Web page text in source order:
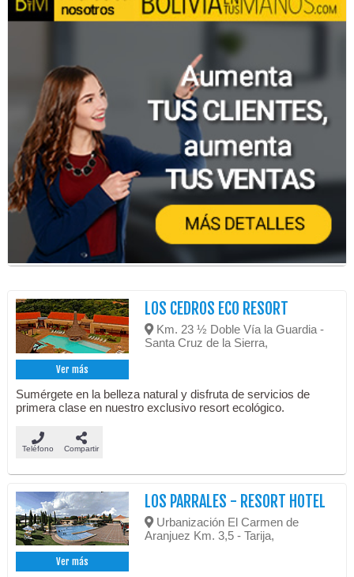
Ver más
LOS CEDROS ECO RESORT
Km. 23 ½ Doble Vía la Guardia -
Santa Cruz de la Sierra,
Sumérgete en la belleza natural y disfruta de servicios de
primera clase en nuestro exclusivo resort ecológico.
Teléfono Compartir
Ver más
LOS PARRALES - RESORT HOTEL
Urbanización El Carmen de
Aranjuez Km. 3,5 - Tarija,